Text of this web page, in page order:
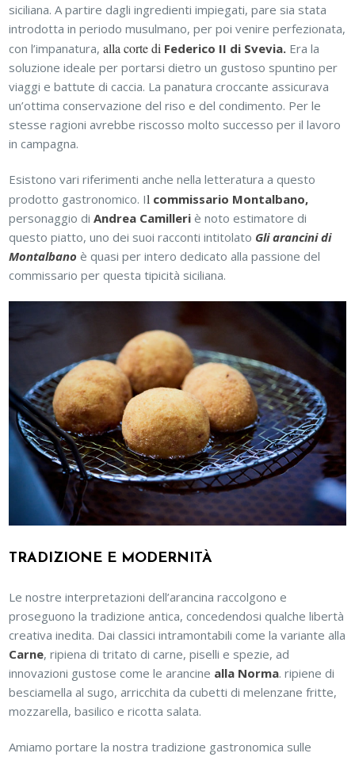
siciliana. A partire dagli ingredienti impiegati, pare sia stata
introdotta in periodo musulmano, per poi venire perfezionata,
con l’impanatura,alla corte di Federico II di Svevia. Era la
soluzione ideale per portarsi dietro un gustoso spuntino per
viaggi e battute di caccia. La panatura croccante assicurava
un’ottima conservazione del riso e del condimento. Per le
stesse ragioni avrebbe riscosso molto successo per il lavoro
in campagna.
Esistono vari riferimenti anche nella letteratura a questo
prodotto gastronomico. Il commissario Montalbano,
personaggio diAndrea Camilleri è noto estimatore di
questo piatto, uno dei suoi racconti intitolato Gli arancini di
Montalbano è quasi per intero dedicato alla passione del
commissario per questa tipicità siciliana.
TRADIZIONE E MODERNITÀ
Le nostre interpretazioni dell’arancina raccolgono e
proseguono la tradizione antica, concedendosi qualche libertà
creativa inedita. Dai classici intramontabili come la variante alla
Carne, ripiena di tritato di carne, piselli e spezie, ad
innovazioni gustose come le arancine alla Norma.ripiene di
besciamella al sugo, arricchita da cubetti di melenzane fritte,
mozzarella, basilico e ricotta salata.
Amiamo portare la nostra tradizione gastronomica sulle